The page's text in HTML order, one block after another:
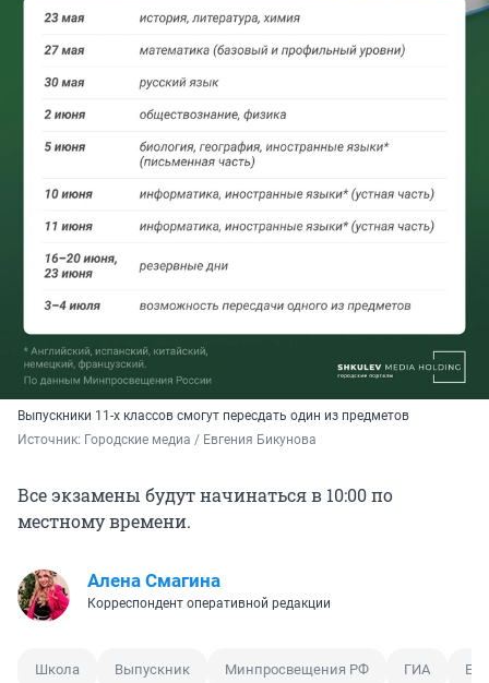
Выпускники 11-х классов смогут пересдать один из предметов
Источник: Городские медиа / Евгения Бикунова
Все экзамены будут начинаться в 10:00 по
местному времени.
Алена Смагина
Корреспондент оперативной редакции
Школа Выпускник Минпросвещения РФ ГИА ЕГЭ